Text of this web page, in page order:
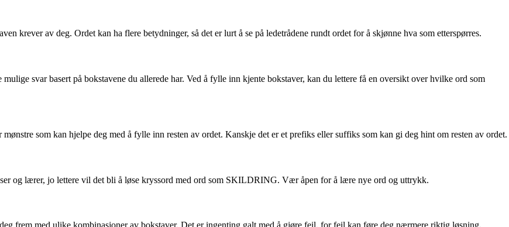
krever av deg. Ordet kan ha flere betydninger, så det er lurt å se på ledetrådene rundt ordet for å skjønne hva som etterspørres.
svar basert på bokstavene du allerede har. Ved å fylle inn kjente bokstaver, kan du lettere få en oversikt over hvilke ord som
som kan hjelpe deg med å fylle inn resten av ordet. Kanskje det er et prefiks eller suffiks som kan gi deg hint om resten av ordet.
og lærer, jo lettere vil det bli å løse kryssord med ord som SKILDRING. Vær åpen for å lære nye ord og uttrykk.